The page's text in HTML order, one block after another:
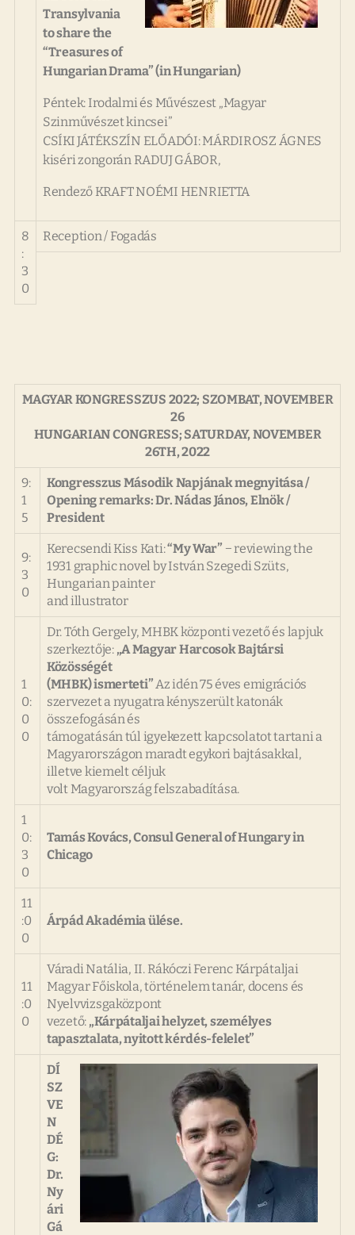
Transylvania
to share the
“Treasures of
Hungarian Drama” (in Hungarian)
Péntek: Irodalmi és Művészest „Magyar
Szinművészet kincsei”
CSÍKI JÁTÉKSZÍN ELŐADÓI: MÁRDIROSZ ÁGNES
kiséri zongorán RADUJ GÁBOR,
Rendező KRAFT NOÉMI HENRIETTA
8
:
3
0
Reception / Fogadás
MAGYAR KONGRESSZUS 2022; SZOMBAT, NOVEMBER
26
HUNGARIAN CONGRESS; SATURDAY, NOVEMBER
26TH, 2022
9:
1
5
Kongresszus Második Napjának megnyitása /
Opening remarks:Dr. Nádas János, Elnök /
President
9:
3
0
Kerecsendi Kiss Kati:“My War” − reviewing the
1931 graphic novel by István Szegedi Szüts,
Hungarian painter
and illustrator
1
0:
0
0
Dr. Tóth Gergely, MHBK központi vezető és lapjuk
szerkeztője: „A Magyar Harcosok Bajtársi
Közösségét
(MHBK) ismerteti” Az idén 75 éves emigrációs
szervezet a nyugatra kényszerült katonák
összefogásán és
támogatásán túl igyekezett kapcsolatot tartani a
Magyarországon maradt egykori bajtásakkal,
illetve kiemelt céljuk
volt Magyarország felszabadítása.
1
0:
3
0
Tamás Kovács, Consul General of Hungary in
Chicago
11
:0
0
Árpád Akadémia ülése.
11
:0
0
Váradi Natália, II. Rákóczi Ferenc Kárpátaljai
Magyar Főiskola, történelem tanár, docens és
Nyelvvizsgaközpont
vezető: „Kárpátaljai helyzet, személyes
tapasztalata, nyitott kérdés-felelet”
DÍ
SZ
VE
N
DÉ
G:
Dr.
Ny
ári
Gá